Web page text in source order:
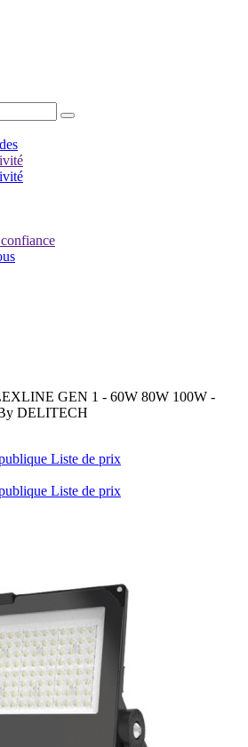
GEN 1 - 60W 80W 100W -
DELITECH
Liste de prix
Liste de prix